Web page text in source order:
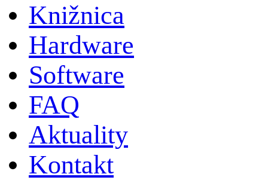
Knižnica
Hardware
Software
FAQ
Aktuality
Kontakt